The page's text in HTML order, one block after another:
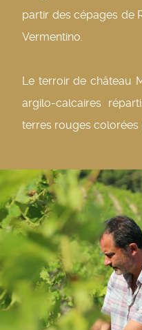
partir des cépages de
Vermentino.
Le terroir de château
argilo-calcaires
terres rouges colorées